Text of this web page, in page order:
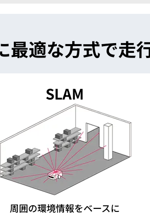
最適な方式で走
SLAM
周囲の環境情報をベースに